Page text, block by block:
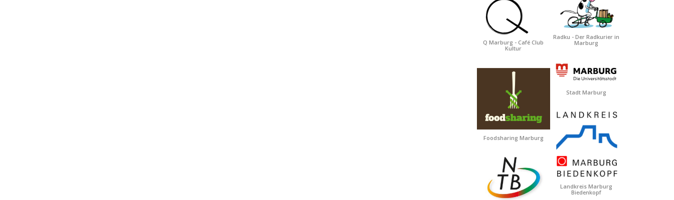
Q Marburg - Café Club
Kultur
Foodsharing Marburg
Radku - Der Radkurier in
Marburg
Stadt Marburg
Landkreis Marburg
Biedenkopf